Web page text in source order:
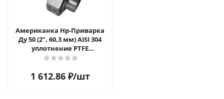
Американка Нр-Приварка
Ду 50 (2", 60,3 мм) AISI 304
уплотнение PTFE
(прокладка
1 612.86₽/шт